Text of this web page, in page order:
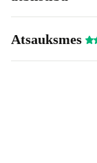
Atsauksmes